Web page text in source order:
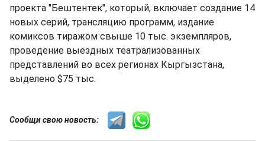
проекта "Бештентек", который, включает создание 14
новых серий, трансляцию программ, издание
комиксов тиражом свыше 10 тыс. экземпляров,
проведение выездных театрализованных
представлений во всех регионах Кыргызстана,
выделено $75 тыс.
Сообщи свою новость: